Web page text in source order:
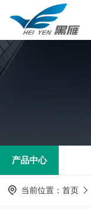
产品中心
当前位置： 首页